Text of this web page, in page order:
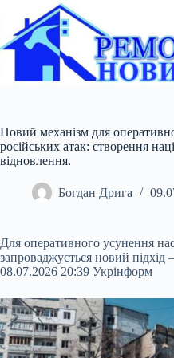
вмісту
Новий механізм для оперативної
російських атак: створення
відновлення.
Богдан Дрига
Для оперативного усунення
запроваджується новий підхід
08.07.2026 20:39 Укрінформ